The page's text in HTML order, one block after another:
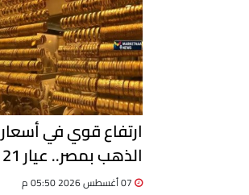
ارتفاع قوي في أسعار
إلى 6100 جنيه